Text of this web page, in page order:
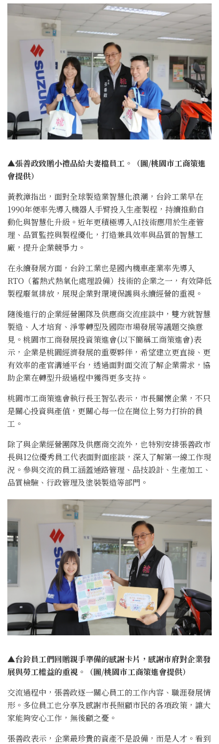
▲張善政致贈小禮品給夫妻檔員工。（圖/桃園市工商策進
會提供）
黃教漳指出，面對全球製造業智慧化浪潮，台鈴工業早在
1990年便率先導入機器人手臂投入生產製程，持續推動自
動化與智慧化升級。近年更積極導入AI技術應用於生產管
理、品質監控與製程優化，打造兼具效率與品質的智慧工
廠，提升企業競爭力。
在永續發展方面，台鈴工業也是國內機車產業率先導入
RTO（蓄熱式熱氧化處理設備）技術的企業之一，有效降低
製程廢氣排放，展現企業對環境保護與永續經營的重視。
隨後進行的企業經營團隊及供應商交流座談中，雙方就智慧
製造、人才培育、淨零轉型及國際市場發展等議題交換意
見。桃園市工商發展投資策進會(以下簡稱工商策進會)表
示，企業是桃園經濟發展的重要夥伴，希望建立更直接、更
有效率的產官溝通平台，透過面對面交流了解企業需求，協
助企業在轉型升級過程中獲得更多支持。
桃園市工商策進會執行長王智弘表示，市長關懷企業，不只
是關心投資與產值，更關心每一位在崗位上努力打拚的員
工。
除了與企業經營團隊及供應商交流外，也特別安排張善政市
長與12位優秀員工代表面對面座談，深入了解第一線工作現
況。參與交流的員工涵蓋通路管理、品技設計、生產加工、
品質檢驗、行政管理及塗裝製造等部門。
▲台鈴員工們回贈親手準備的感謝卡片，感謝市府對企業發
展與勞工權益的重視。（圖/桃園市工商策進會提供）
交流過程中，張善政逐一關心員工的工作內容、職涯發展情
形。多位員工也分享及感謝市長照顧市民的各項政策，讓大
家能夠安心工作，無後顧之憂。
張善政表示，企業最珍貴的資產不是設備，而是人才。看到